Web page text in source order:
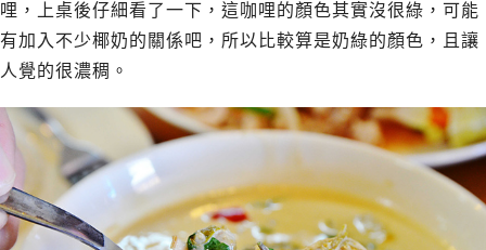
哩，上桌後仔細看了一下，這咖哩的顏色其實沒很綠，可能
有加入不少椰奶的關係吧，所以比較算是奶綠的顏色，且讓
人覺的很濃稠。